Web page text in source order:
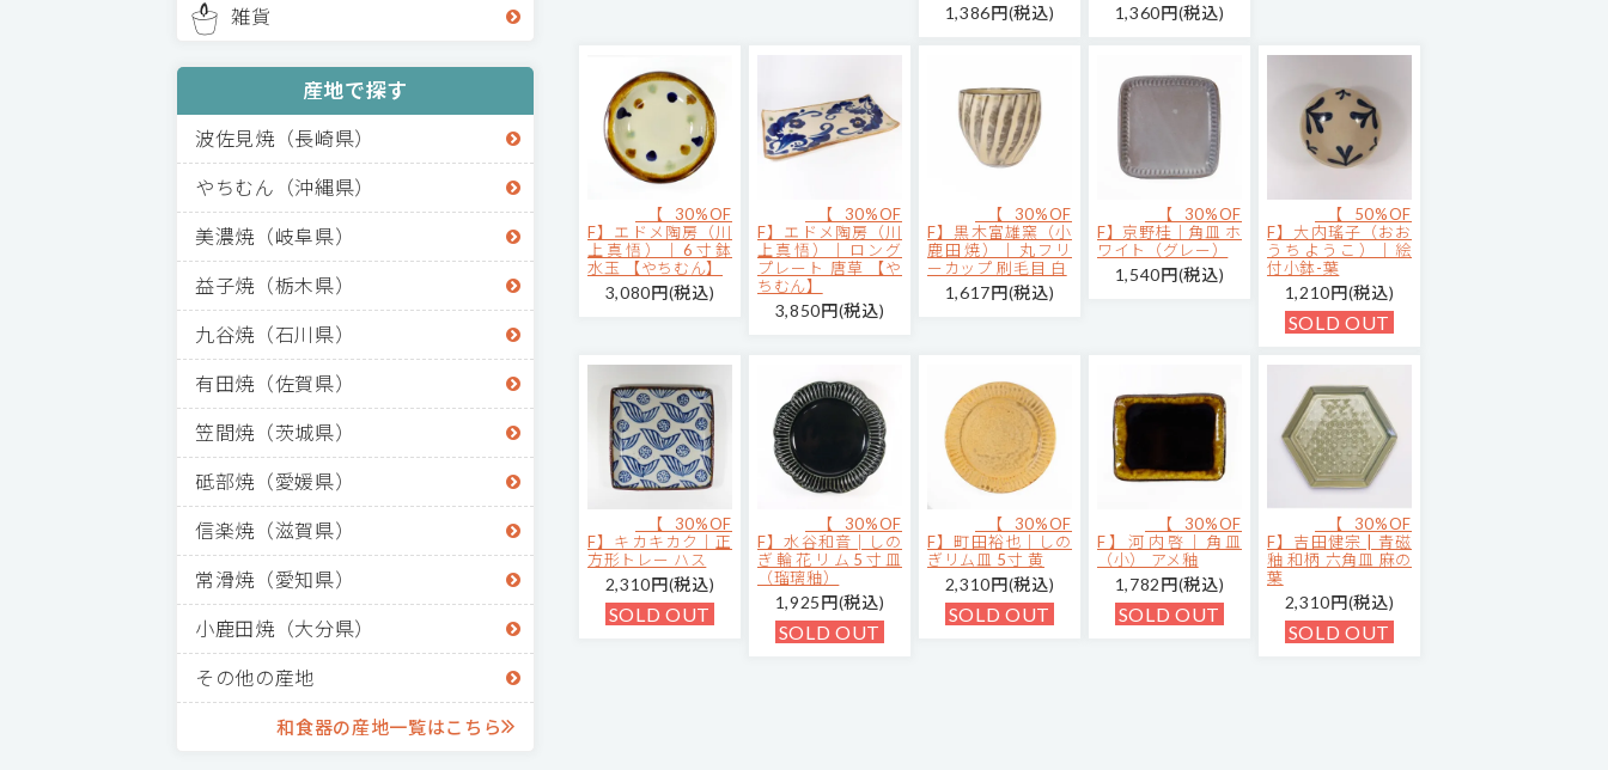
雑貨
産地で探す
波佐見焼（長崎県）
やちむん（沖縄県）
美濃焼（岐阜県）
益子焼（栃木県）
九谷焼（石川県）
有田焼（佐賀県）
笠間焼（茨城県）
砥部焼（愛媛県）
信楽焼（滋賀県）
常滑焼（愛知県）
小鹿田焼（大分県）
その他の産地
和食器の産地一覧はこちら
1,386円(税込) 1,360円(税込)
【30%OF
F】エドメ陶房（川
上真悟）｜6寸鉢
水玉 【やちむん】
3,080円(税込)
【30%OF
F】エドメ陶房（川
上真悟）｜ロング
プレート 唐草 【や
ちむん】
3,850円(税込)
【30%OF
F】黒木富雄窯（小
鹿田焼）｜丸フリ
ーカップ 刷毛目 白
1,617円(税込)
【30%OF
F】京野桂｜角皿 ホ
ワイト（グレー）
1,540円(税込)
【50%OF
F】大内瑤子（おお
うちようこ）｜絵
付小鉢-葉
1,210円(税込)
SOLD OUT
【30%OF
F】キカキカク｜正
方形トレー ハス
2,310円(税込)
SOLD OUT
【30%OF
F】水谷和音│しの
ぎ輪花リム5寸皿
（瑠璃釉）
1,925円(税込)
SOLD OUT
【30%OF
F】町田裕也｜しの
ぎリム皿 5寸 黄
2,310円(税込)
SOLD OUT
【30%OF
F】河内啓｜角皿
（小） アメ釉
1,782円(税込)
SOLD OUT
【30%OF
F】吉田健宗 | 青磁
釉 和柄 六角皿 麻の
葉
2,310円(税込)
SOLD OUT